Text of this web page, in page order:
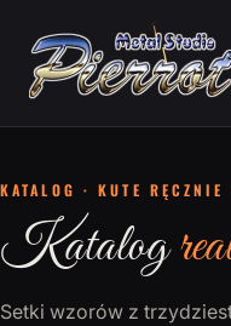
KATALOG · KUTE RĘCZNIE
Katalog
Setki wzorów z